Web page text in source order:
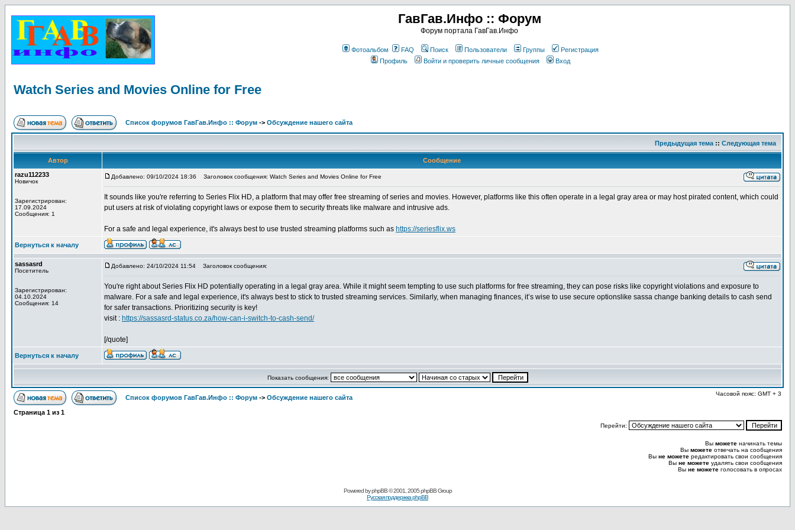
ГавГав.Инфо :: Форум
Форум портала ГавГав.Инфо
Фотоальбом FAQ Поиск Пользователи Группы
Регистрация
Профиль
Войти и проверить личные сообщения Вход
Watch Series and Movies Online for Free
Список форумов ГавГав.Инфо :: Форум -> Обсуждение нашего сайта
Предыдущая тема :: Следующая тема
Автор
Сообщение
razu112233
Новичок
Зарегистрирован:
17.09.2024
Сообщения: 1
Добавлено: 09/10/2024 18:36 Заголовок сообщения: Watch Series and Movies Online for Free
It sounds like you're referring to Series Flix HD, a platform that may offer free streaming of series and movies. However, platforms like this often operate in a legal gray area or may host pirated content, which could
put users at risk of violating copyright laws or expose them to security threats like malware and intrusive ads.
For a safe and legal experience, it's always best to use trusted streaming platforms such as https://seriesflix.ws
Вернуться к началу
sassasrd
Посетитель
Зарегистрирован:
04.10.2024
Сообщения: 14
Добавлено: 24/10/2024 11:54 Заголовок сообщения:
You're right about Series Flix HD potentially operating in a legal gray area. While it might seem tempting to use such platforms for free streaming, they can pose risks like copyright violations and exposure to
malware. For a safe and legal experience, it's always best to stick to trusted streaming services. Similarly, when managing finances, it’s wise to use secure optionslike sassa change banking details to cash send
for safer transactions. Prioritizing security is key!
visit : https://sassasrd-status.co.za/how-can-i-switch-to-cash-send/
[/quote]
Вернуться к началу
Показать сообщения:
Список форумов ГавГав.Инфо :: Форум -> Обсуждение нашего сайта
Часовой пояс: GMT + 3
Страница 1 из 1
Перейти:
Вы можете начинать темы
Вы можете отвечать на сообщения
Вы не можете редактировать свои сообщения
Вы не можете удалять свои сообщения
Вы не можете голосовать в опросах
Powered byphpBB© 2001, 2005 phpBB Group
Русская поддержка phpBB